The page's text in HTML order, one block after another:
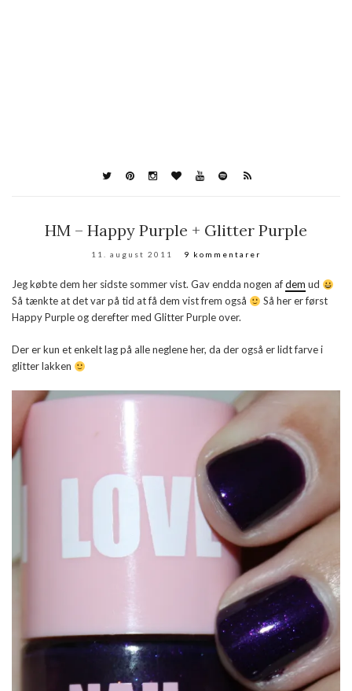
HM – Happy Purple + Glitter Purple
11. august 2011 9 kommentarer
Jeg købte dem her sidste sommer vist. Gav endda nogen afdem ud
Så tænkte at det var på tid at få dem vist frem også
Så her er først
Happy Purple og derefter med Glitter Purple over.
Der er kun et enkelt lag på alle neglene her, da der også er lidt farve i
glitter lakken